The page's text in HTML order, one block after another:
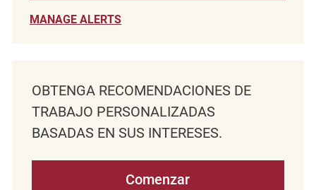
MANAGE ALERTS
OBTENGA RECOMENDACIONES DE
TRABAJO PERSONALIZADAS
BASADAS EN SUS INTERESES.
Comenzar